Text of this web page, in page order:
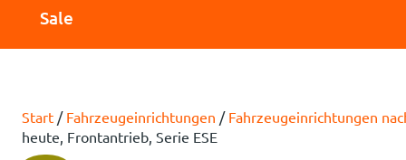
Sale
Start / Fahrzeugeinrichtungen / Fahrzeugeinrichtungen
heute, Frontantrieb, Serie ESE